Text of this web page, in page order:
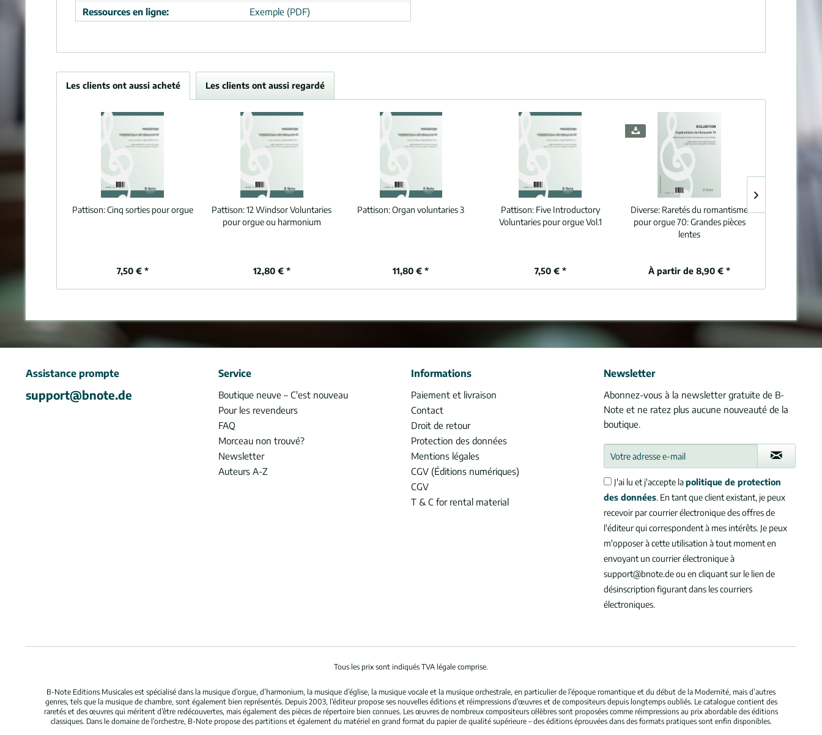
Ressources en ligne:
Exemple (PDF)
Les clients ont aussi acheté Les clients ont aussi regardé
Pattison:Cinq sorties pour orgue
7,50 € *
Pattison:12 Windsor Voluntaries
pour orgue ou harmonium
12,80 € *
Pattison:Organ voluntaries 3
11,80 € *
Pattison: Five Introductory
Voluntaries pour orgue Vol.1
7,50 € *
Diverse: Raretés du romantisme
pour orgue 70: Grandes pièces
lentes
À partir de 8,90 € *
Assistance prompte
support@bnote.de
Service
Boutique neuve – C'est nouveau
Pour les revendeurs
FAQ
Morceau non trouvé?
Newsletter
Auteurs A-Z
Informations
Paiement et livraison
Contact
Droit de retour
Protection des données
Mentions légales
CGV (Éditions numériques)
CGV
T & C for rental material
Newsletter
Abonnez-vous à la newsletter gratuite de B-
Note et ne ratez plus aucune nouveauté de la
boutique.
J'ai lu et j'accepte lapolitique de protection
des données. En tant que client existant, je peux
recevoir par courrier électronique des offres de
l'éditeur qui correspondent à mes intérêts. Je peux
m'opposer à cette utilisation à tout moment en
envoyant un courrier électronique à
support@bnote.de ou en cliquant sur le lien de
désinscription figurant dans les courriers
électroniques.
Tous les prix sont indiqués TVA légale comprise.
B-Note Editions Musicales est spécialisé dans la musique d’orgue, d’harmonium, la musique d’église, la musique vocale et la musique orchestrale, en particulier de l’époque romantique et du début de la Modernité, mais d’autres
genres, tels que la musique de chambre, sont également bien représentés. Depuis 2003, l’éditeur propose ses nouvelles éditions et réimpressions d’œuvres et de compositeurs depuis longtemps oubliés. Le catalogue contient des
raretés et des œuvres qui méritent d’être redécouvertes, mais également des pièces de répertoire bien connues. Les œuvres de nombreux compositeurs célèbres sont proposées comme réimpressions au prix abordable des éditions
classiques. Dans le domaine de l’orchestre, B-Note propose des partitions et également du matériel en grand format du papier de qualité supérieure – des éditions éprouvées dans des formats pratiques sont enfin disponibles.